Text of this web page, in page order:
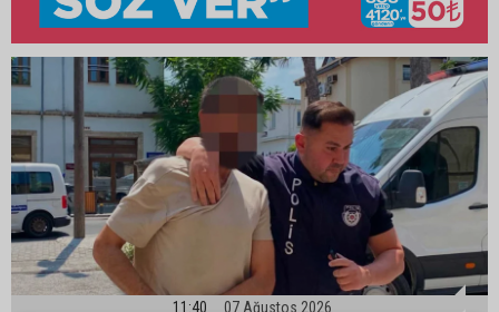
11:40 07 Ağustos 2026